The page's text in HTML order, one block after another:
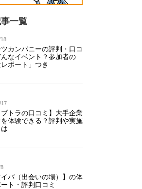
一覧
ツカンパニーの評判・口コ
んなイベント？参加者の
レポート」つき
17
ブトラの口コミ】大手企業
体験できる？評判や実施
イバ（出会いの場）】の体
ト・評判口コミ